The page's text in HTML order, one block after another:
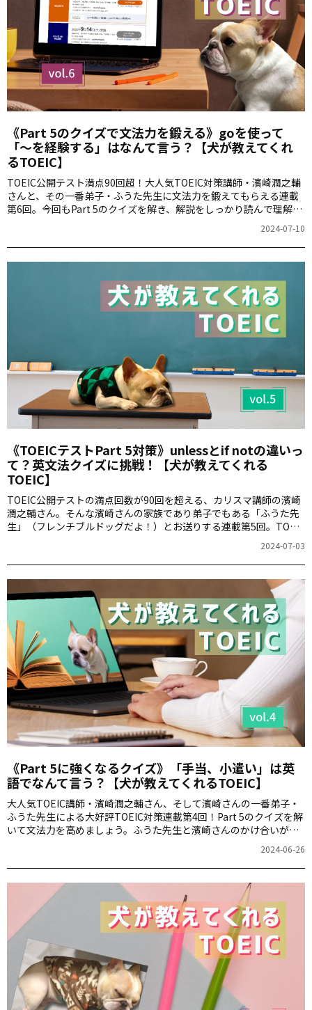
《Part 5のクイズで文法力を鍛える》goを使って
「～を経験する」はなんて言う？【犬が教えてくれ
るTOEIC】
TOEIC公開テスト満点90回超！大人気TOEIC対策講師・濱崎潤之輔
さんと、その一番弟子・ふうた先生に文法力を鍛えてもらえる連載
第6回。今回もPart 5のクイズを解き、解説をしっかり読んで理解を
ストを申し込んでいるようですね。皆さんは何月に受験する予定で
すか？
2024-07-10
《TOEICテストPart 5対策》unlessとif notの違いっ
て？英文法クイズに挑戦！【犬が教えてくれる
TOEIC】
TOEIC公開テストの満点回数が90回を超える、カリスマ講師の濱崎
潤之輔さん。そんな濱崎さんの家族であり弟子でもある「ふうた先
生」（フレンチブルドッグだよ！）とお送りする連載第5回。TOEIC
のPart 5のクイズを解き、文法力を鍛えましょう！クイズの後の、
濱崎さん＆ふうた先生による“わんポイント解説”をしっかり読むこ
とが、本番でのスコアアップに繋がりますよ。
2024-07-03
《Part 5に強くなるクイズ》「手当、小遣い」は英
語でなんて言う？【犬が教えてくれるTOEIC】
大人気TOEIC講師・濱崎潤之輔さん、そして濱崎さんの一番弟子・
ふうた先生による大好評TOEIC対策連載第4回！Part 5のクイズを解
いて文法力を高めましょう。ふうた先生と濱崎さんのかけ合いが楽
しい“わんポイント”解説で、皆さんをTOEICスコアアップへと導き
2024-06-26